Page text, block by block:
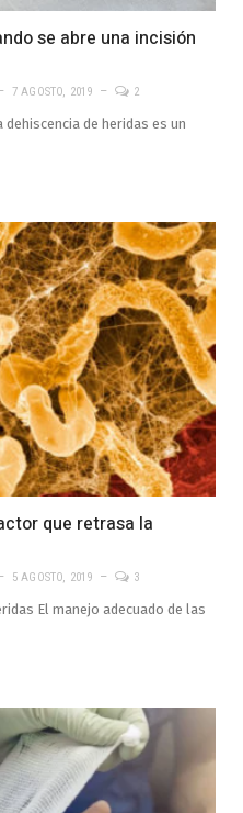
se abre una incisión
7 AGOSTO, 2019 2
de heridas es un
que retrasa la
5 AGOSTO, 2019 3
El manejo adecuado de las